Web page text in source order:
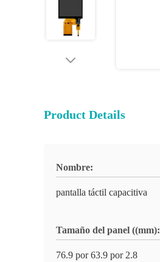
Product Details
Nombre:
pantalla táctil capacitiva
Tamaño del panel ((mm):
76.9 por 63.9 por 2.8